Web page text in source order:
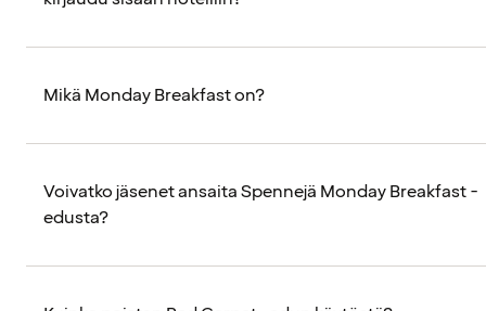
Mikä Monday Breakfast on?
Voivatko jäsenet ansaita Spennejä Monday Breakfast -
edusta?